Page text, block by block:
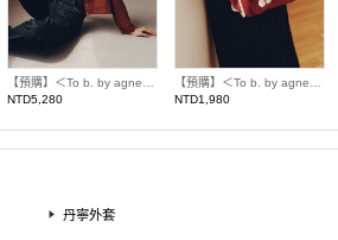
NTD5,280
NTD1,980
丹寧外套